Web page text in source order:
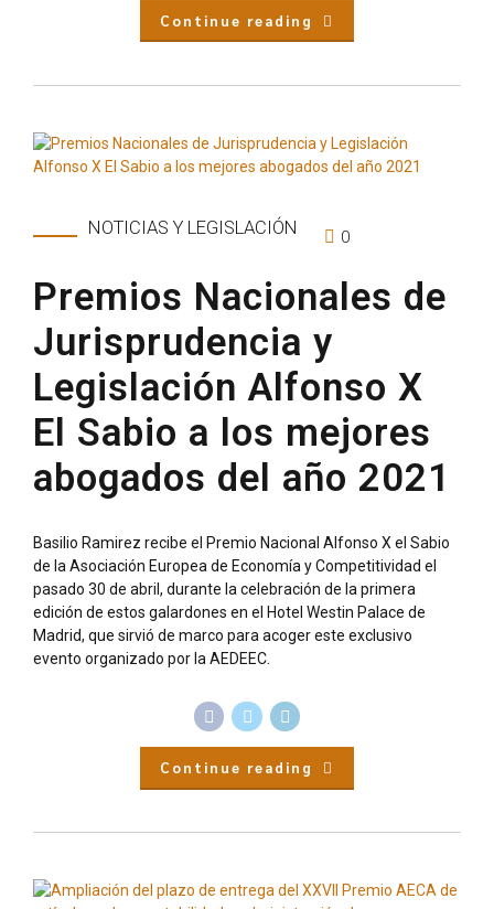
Continue reading
NOTICIAS Y LEGISLACIÓN 0
Premios Nacionales de
Jurisprudencia y
Legislación Alfonso X
El Sabio a los mejores
abogados del año 2021
Basilio Ramirez recibe el Premio Nacional Alfonso X el Sabio
de la Asociación Europea de Economía y Competitividad el
pasado 30 de abril, durante la celebración de la primera
edición de estos galardones en el Hotel Westin Palace de
Madrid, que sirvió de marco para acoger este exclusivo
evento organizado por la AEDEEC.
Continue reading